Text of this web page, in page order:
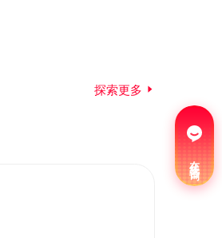
探索更多
在线咨询